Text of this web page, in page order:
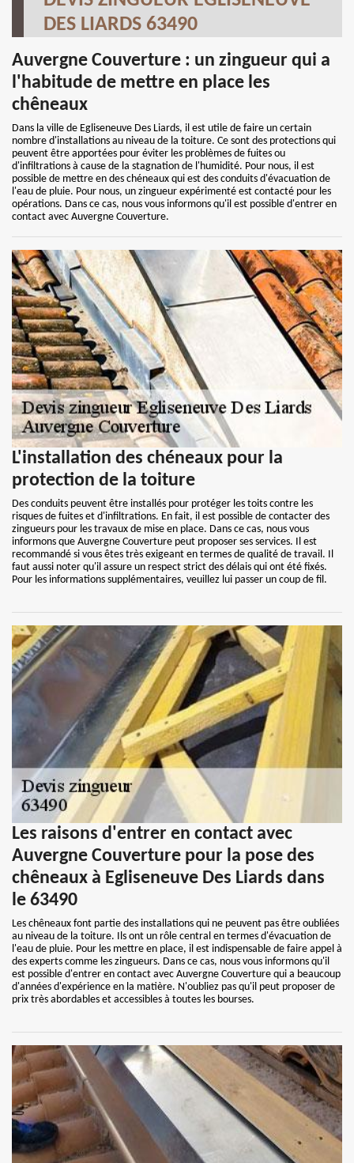
DES LIARDS 63490
Auvergne Couverture : un zingueur qui a
l'habitude de mettre en place les
chêneaux
Dans la ville de Egliseneuve Des Liards, il est utile de faire un certain
nombre d'installations au niveau de la toiture. Ce sont des protections qui
peuvent être apportées pour éviter les problèmes de fuites ou
d'infiltrations à cause de la stagnation de l'humidité. Pour nous, il est
possible de mettre en des chéneaux qui est des conduits d'évacuation de
l'eau de pluie. Pour nous, un zingueur expérimenté est contacté pour les
opérations. Dans ce cas, nous vous informons qu'il est possible d'entrer en
contact avec Auvergne Couverture.
L'installation des chéneaux pour la
protection de la toiture
Des conduits peuvent être installés pour protéger les toits contre les
risques de fuites et d'infiltrations. En fait, il est possible de contacter des
zingueurs pour les travaux de mise en place. Dans ce cas, nous vous
informons que Auvergne Couverture peut proposer ses services. Il est
recommandé si vous êtes très exigeant en termes de qualité de travail. Il
faut aussi noter qu'il assure un respect strict des délais qui ont été fixés.
Pour les informations supplémentaires, veuillez lui passer un coup de fil.
Les raisons d'entrer en contact avec
Auvergne Couverture pour la pose des
chêneaux à Egliseneuve Des Liards dans
le 63490
Les chêneaux font partie des installations qui ne peuvent pas être oubliées
au niveau de la toiture. Ils ont un rôle central en termes d'évacuation de
l'eau de pluie. Pour les mettre en place, il est indispensable de faire appel à
des experts comme les zingueurs. Dans ce cas, nous vous informons qu'il
est possible d'entrer en contact avec Auvergne Couverture qui a beaucoup
d'années d'expérience en la matière. N'oubliez pas qu'il peut proposer de
prix très abordables et accessibles à toutes les bourses.